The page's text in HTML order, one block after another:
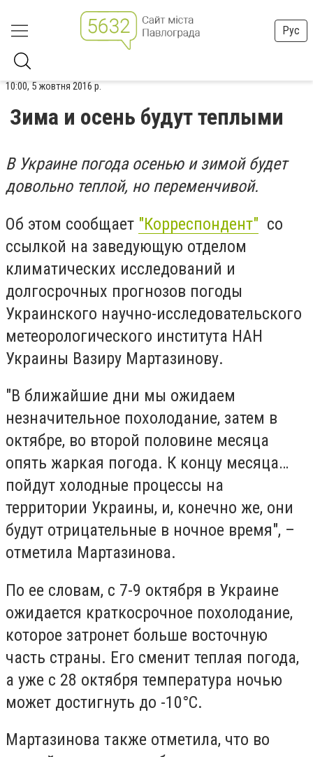
Рус
10:00, 5 жовтня 2016 р.
Зима и осень будут теплыми
В Украине погода осенью и зимой будет
довольно теплой, но переменчивой.
Об этом сообщает "Корреспондент" со
ссылкой на заведующую отделом
климатических исследований и
долгосрочных прогнозов погоды
Украинского научно-исследовательского
метеорологического института НАН
Украины Вазиру Мартазинову.
"В ближайшие дни мы ожидаем
незначительное похолодание, затем в
октябре, во второй половине месяца
опять жаркая погода. К концу месяца…
пойдут холодные процессы на
территории Украины, и, конечно же, они
будут отрицательные в ночное время", –
отметила Мартазинова.
По ее словам, с 7-9 октября в Украине
ожидается краткосрочное похолодание,
которое затронет больше восточную
часть страны. Его сменит теплая погода,
а уже с 28 октября температура ночью
может достигнуть до -10°С.
Мартазинова также отметила, что во